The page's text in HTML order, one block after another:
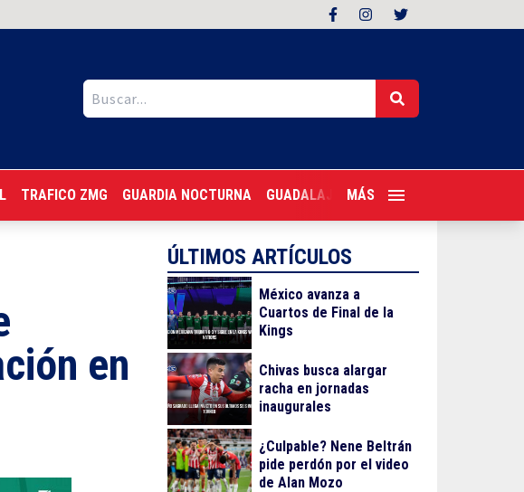
TRAFICO ZMG GUARDIA NOCTURNA GUADALAJARA FOLLOW
MÁS
en
ÚLTIMOS ARTÍCULOS
México avanza a
Cuartos de Final de la
Kings
Chivas busca alargar
racha en jornadas
inaugurales
¿Culpable? Nene Beltrán
pide perdón por el video
de Alan Mozo